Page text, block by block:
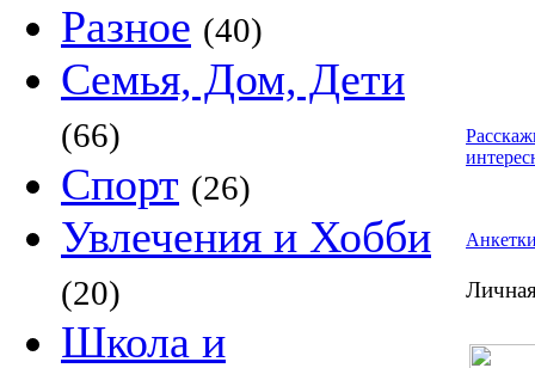
Разное (40)
Семья, Дом, Дети
(66)
Спорт (26)
Увлечения и Хобби
(20)
Школа и